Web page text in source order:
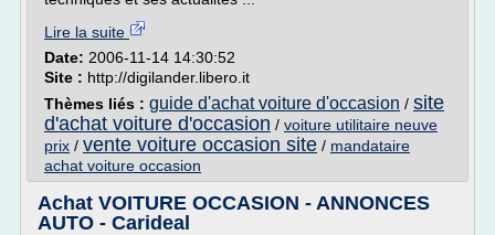
Lire la suite
Date: 2006-11-14 14:30:52
Site : http://digilander.libero.it
Thèmes liés : guide d'achat voiture d'occasion / site
d'achat voiture d'occasion / voiture utilitaire neuve
prix / vente voiture occasion site / mandataire
achat voiture occasion
Achat VOITURE OCCASION - ANNONCES
AUTO - Carideal